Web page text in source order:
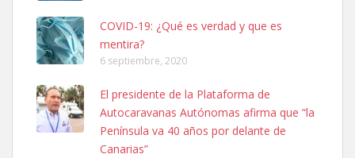
SHIBA PERDIDO AVDA JOSE MESA Y LOPEZ
PERRO MACHO RAZA SHIBA CON MICROCHIP PERDIDO HOY
06/07/2025 ZONA MESA Y LOPEZ. ES MUY ASUSTADIZO
Leales.org » Gran Canaria
6.7.2025
COVID-19: ¿Qué es verdad y que es
mentira?
6 septiembre, 2020
El presidente de la Plataforma de
Autocaravanas Autónomas afirma que “la
Península va 40 años por delante de
Canarias”